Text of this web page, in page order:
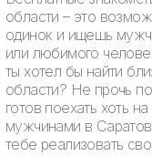
области – это
одинок и ищешь
или любимого
ты хотел бы найти
области? Не прочь
готов поехать хоть
мужчинами в
тебе реализовать